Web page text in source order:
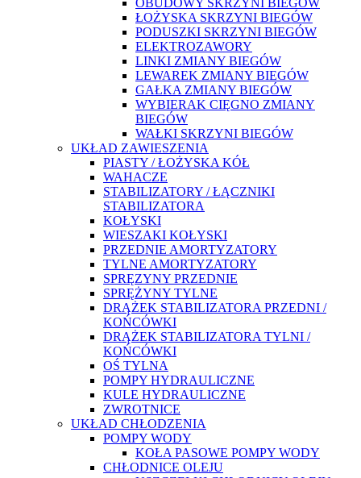
OBUDOWY SKRZYNI BIEGÓW
ŁOŻYSKA SKRZYNI BIEGÓW
PODUSZKI SKRZYNI BIEGÓW
ELEKTROZAWORY
LINKI ZMIANY BIEGÓW
LEWAREK ZMIANY BIEGÓW
GAŁKA ZMIANY BIEGÓW
WYBIERAK CIĘGNO ZMIANY
BIEGÓW
WAŁKI SKRZYNI BIEGÓW
UKŁAD ZAWIESZENIA
PIASTY / ŁOŻYSKA KÓŁ
WAHACZE
STABILIZATORY / ŁĄCZNIKI
STABILIZATORA
KOŁYSKI
WIESZAKI KOŁYSKI
PRZEDNIE AMORTYZATORY
TYLNE AMORTYZATORY
SPRĘZYNY PRZEDNIE
SPRĘŻYNY TYLNE
DRĄŻEK STABILIZATORA PRZEDNI /
KOŃCÓWKI
DRĄŻEK STABILIZATORA TYLNI /
KOŃCÓWKI
OŚ TYLNA
POMPY HYDRAULICZNE
KULE HYDRAULICZNE
ZWROTNICE
UKŁAD CHŁODZENIA
POMPY WODY
KOŁA PASOWE POMPY WODY
CHŁODNICE OLEJU